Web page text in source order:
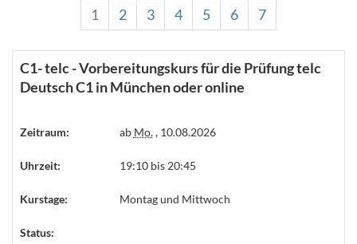
1 2 3 4 5 6 7
C1- telc - Vorbereitungskurs für die Prüfung telc
Deutsch C1 in München oder online
Zeitraum: ab Mo., 10.08.2026
Uhrzeit: 19:10 bis 20:45
Kurstage: Montag und Mittwoch
Status: